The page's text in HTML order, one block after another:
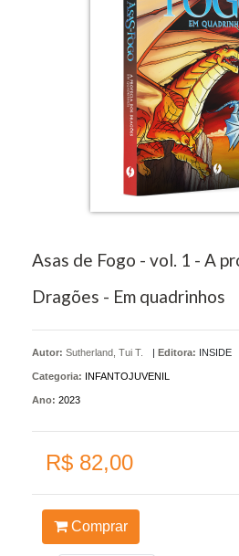
Asas de Fogo - vol. 1 - A
Dragões - Em quadrinhos
Autor: Sutherland, Tui T. | Editora: INSIDE
Categoria: INFANTOJUVENIL
Ano: 2023
R$ 82,00
Comprar